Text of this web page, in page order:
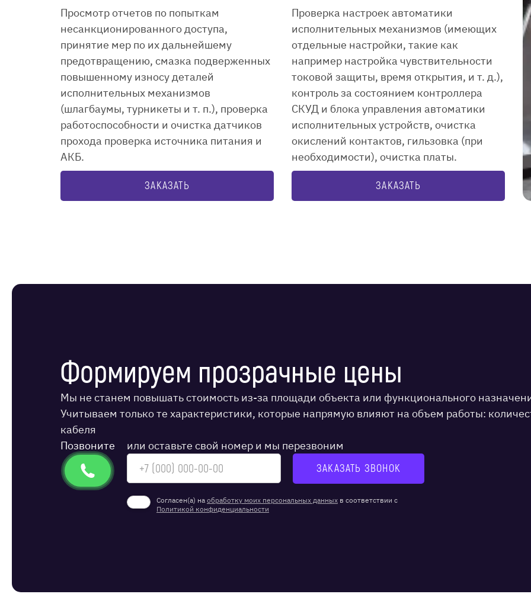
Просмотр отчетов по попыткам
несанкционированного доступа,
принятие мер по их дальнейшему
предотвращению, смазка подверженных
повышенному износу деталей
исполнительных механизмов
(шлагбаумы, турникеты и т. п.), проверка
работоспособности и очистка датчиков
прохода проверка источника питания и
АКБ.
ЗАКАЗАТЬ
Проверка настроек автоматики
исполнительных механизмов (имеющих
отдельные настройки, такие как
например настройка чувствительности
токовой защиты, время открытия, и т. д.),
контроль за состоянием контроллера
СКУД и блока управления автоматики
исполнительных устройств, очистка
окислений контактов, гильзовка (при
необходимости), очистка платы.
ЗАКАЗАТЬ
Формируем прозрачные цены
Мы не станем повышать стоимость из-за площади объекта или функционального
Учитываем только те характеристики, которые напрямую влияют на объем работы:
кабеля
Позвоните
или оставьте свой номер и мы перезвоним
Согласен(а) на обработку моих персональных данных в соответствии с
Политикой конфиденциальности